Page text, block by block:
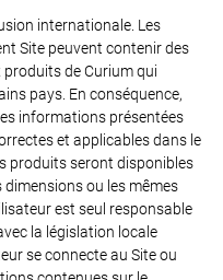
internationale. Les
Site peuvent contenir des
de Curium qui
pays. En conséquence,
informations présentées
et applicables dans le
produits seront disponibles
ou les mêmes
est seul responsable
la législation locale
se connecte au Site ou